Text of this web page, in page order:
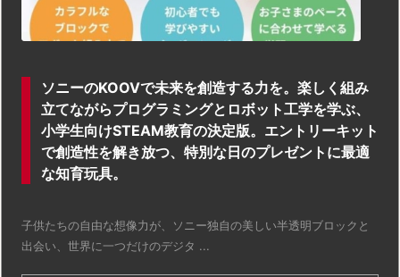
ソニーのKOOVで未来を創造する力を。楽しく組み
立てながらプログラミングとロボット工学を学ぶ、
小学生向けSTEAM教育の決定版。エントリーキット
で創造性を解き放つ、特別な日のプレゼントに最適
な知育玩具。
子供たちの自由な想像力が、ソニー独自の美しい半透明ブロックと
出会い、世界に一つだけのデジタ ...